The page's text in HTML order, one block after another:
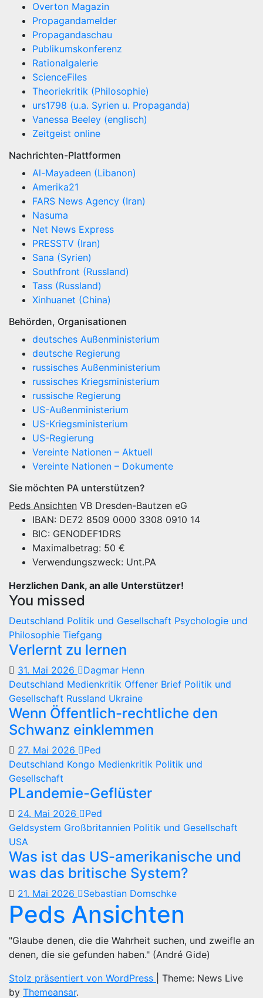
Overton Magazin
Propagandamelder
Propagandaschau
Publikumskonferenz
Rationalgalerie
ScienceFiles
Theoriekritik (Philosophie)
urs1798 (u.a. Syrien u. Propaganda)
Vanessa Beeley (englisch)
Zeitgeist online
Nachrichten-Plattformen
Al-Mayadeen (Libanon)
Amerika21
FARS News Agency (Iran)
Nasuma
Net News Express
PRESSTV (Iran)
Sana (Syrien)
Southfront (Russland)
Tass (Russland)
Xinhuanet (China)
Behörden, Organisationen
deutsches Außenministerium
deutsche Regierung
russisches Außenministerium
russisches Kriegsministerium
russische Regierung
US-Außenministerium
US-Kriegsministerium
US-Regierung
Vereinte Nationen – Aktuell
Vereinte Nationen – Dokumente
Sie möchten PA unterstützen?
Peds Ansichten VB Dresden-Bautzen eG
IBAN: DE72 8509 0000 3308 0910 14
BIC: GENODEF1DRS
Maximalbetrag: 50 €
Verwendungszweck: Unt.PA
Herzlichen Dank, an alle Unterstützer!
You missed
Deutschland Politik und Gesellschaft Psychologie und
Philosophie Tiefgang
Verlernt zu lernen
31. Mai 2026
Dagmar Henn
Deutschland Medienkritik Offener Brief Politik und
Gesellschaft Russland Ukraine
Wenn Öffentlich-rechtliche den
Schwanz einklemmen
27. Mai 2026
Ped
Deutschland Kongo Medienkritik Politik und
Gesellschaft
PLandemie-Geflüster
24. Mai 2026
Ped
Geldsystem Großbritannien Politik und Gesellschaft
USA
Was ist das US-amerikanische und
was das britische System?
21. Mai 2026 Sebastian Domschke
Peds Ansichten
"Glaube denen, die die Wahrheit suchen, und zweifle an
denen, die sie gefunden haben." (André Gide)
Stolz präsentiert von WordPress
Theme: News Live
by Themeansar.